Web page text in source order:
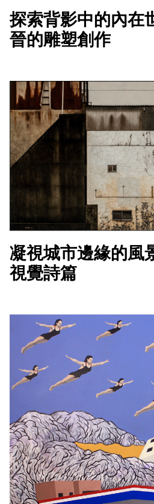
探索背影中的內
晉的雕塑創作
凝視城市邊緣的風
視覺詩篇